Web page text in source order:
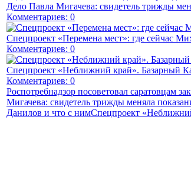
Дело Павла Мигачева: свидетель трижды
Комментариев: 0
Спецпроект «Перемена мест»: где сейчас
Комментариев: 0
Спецпроект «Неближний край». Базарный
Комментариев: 0
Роспотребнадзор посоветовал саратовцам
Мигачева: свидетель трижды меняла
Данилов и что с нимСпецпроект